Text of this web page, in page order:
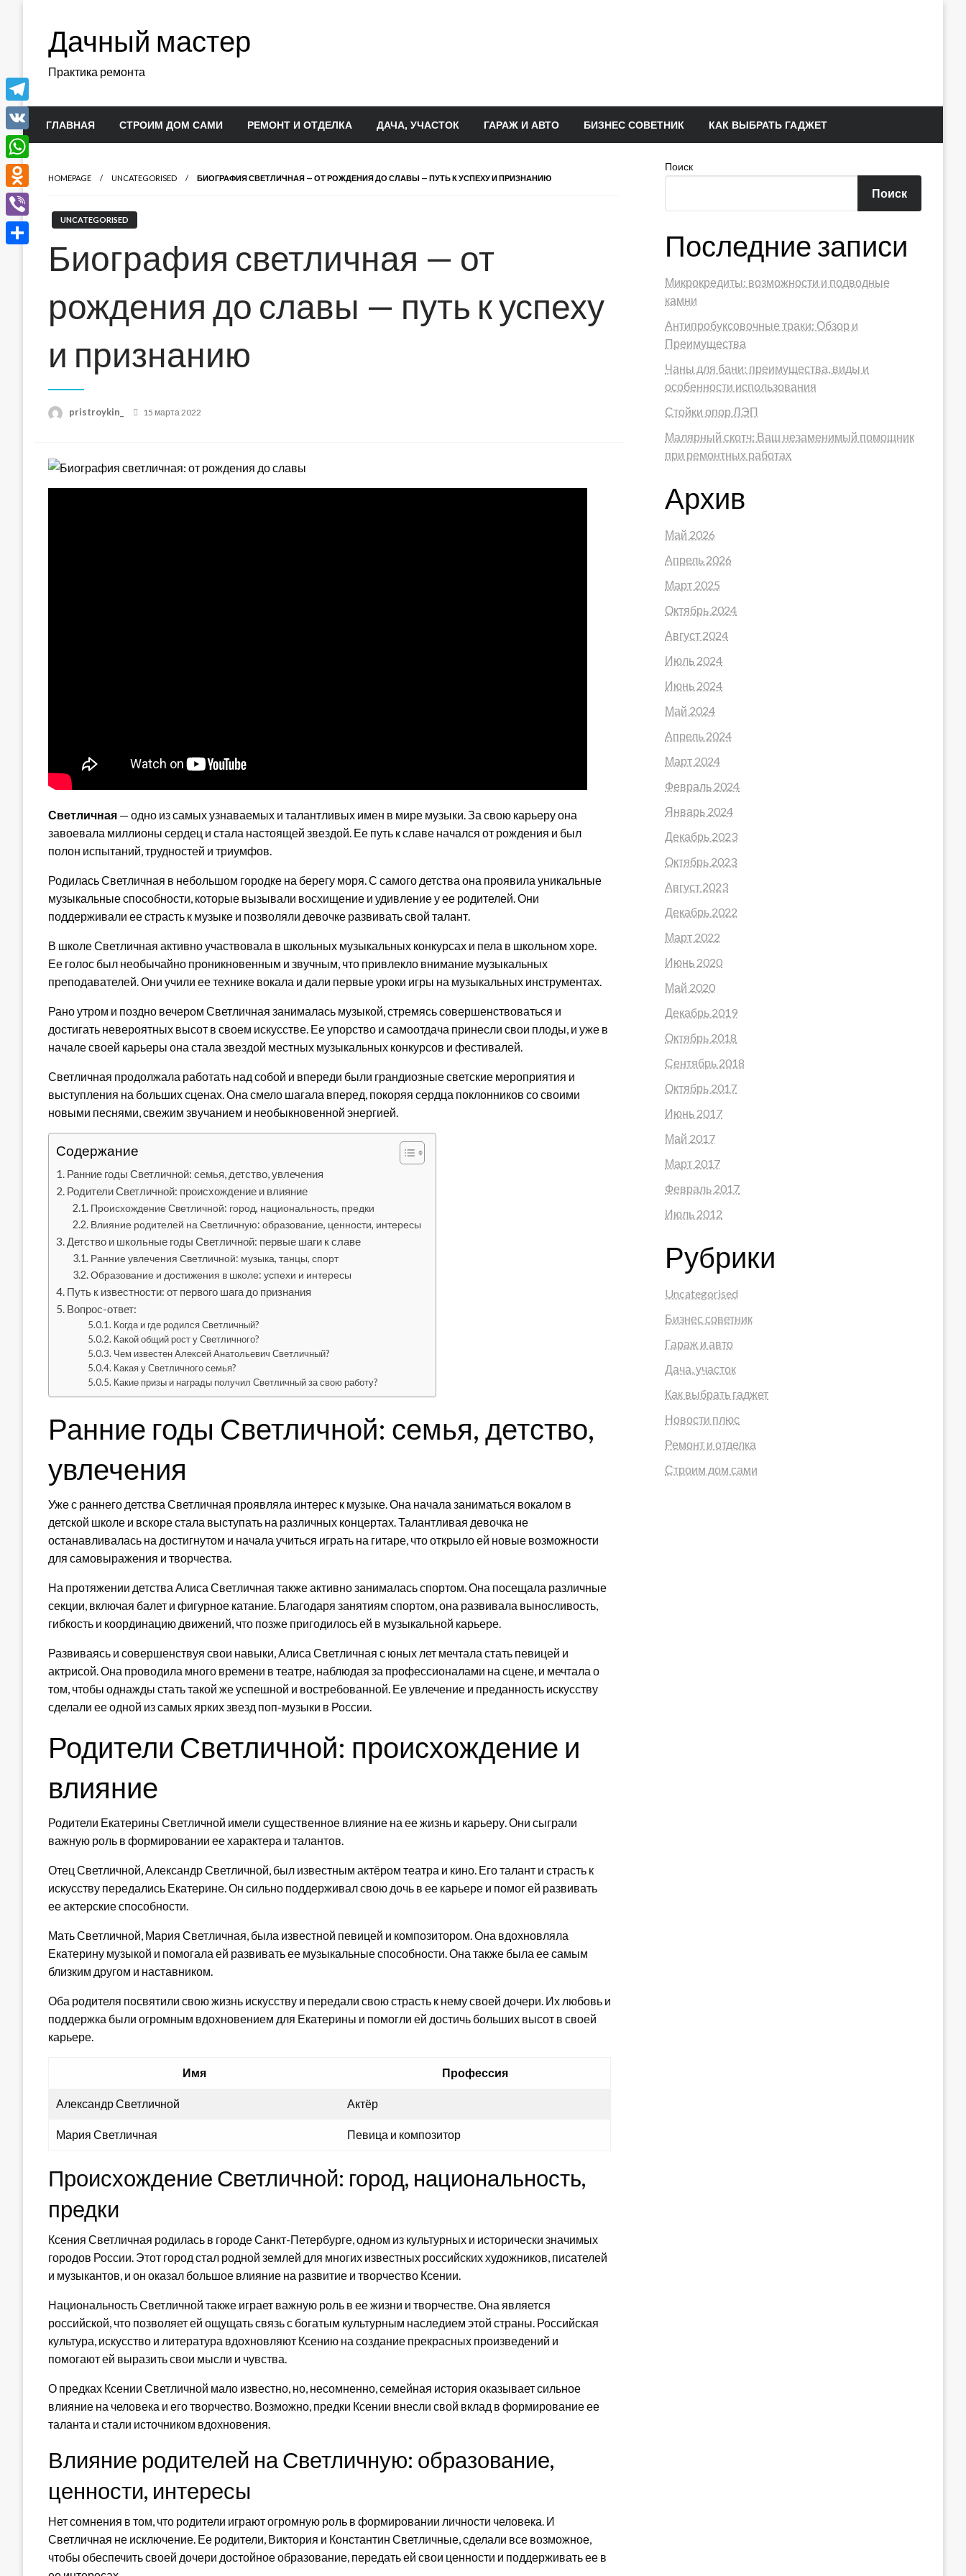
содержимомуДачный мастер
Практика ремонта
ГЛАВНАЯ СТРОИМ ДОМ САМИ РЕМОНТ И ОТДЕЛКА ДАЧА, УЧАСТОК ГАРАЖ И АВТО БИЗНЕС СОВЕТНИК КАК ВЫБРАТЬ ГАДЖЕТ
HOMEPAGE UNCATEGORISED БИОГРАФИЯ СВЕТЛИЧНАЯ — ОТ РОЖДЕНИЯ ДО СЛАВЫ — ПУТЬ К УСПЕХУ И ПРИЗНАНИЮ
UNCATEGORISED
Биография светличная — от
рождения до славы — путь к успеху
и признанию
pristroykin_
Posted
15 марта 2022
Светличная — одно из самых узнаваемых и талантливых имен в мире музыки. За свою карьеру она
завоевала миллионы сердец и стала настоящей звездой. Ее путь к славе начался от рождения и был
полон испытаний, трудностей и триумфов.
Родилась Светличная в небольшом городке на берегу моря. С самого детства она проявила уникальные
музыкальные способности, которые вызывали восхищение и удивление у ее родителей. Они
поддерживали ее страсть к музыке и позволяли девочке развивать свой талант.
В школе Светличная активно участвовала в школьных музыкальных конкурсах и пела в школьном хоре.
Ее голос был необычайно проникновенным и звучным, что привлекло внимание музыкальных
преподавателей. Они учили ее технике вокала и дали первые уроки игры на музыкальных инструментах.
Рано утром и поздно вечером Светличная занималась музыкой, стремясь совершенствоваться и
достигать невероятных высот в своем искусстве. Ее упорство и самоотдача принесли свои плоды, и уже в
начале своей карьеры она стала звездой местных музыкальных конкурсов и фестивалей.
Светличная продолжала работать над собой и впереди были грандиозные светские мероприятия и
выступления на больших сценах. Она смело шагала вперед, покоряя сердца поклонников со своими
новыми песнями, свежим звучанием и необыкновенной энергией.
Содержание
Ранние годы Светличной: семья, детство, увлечения
Родители Светличной: происхождение и влияние
Происхождение Светличной: город, национальность, предки
Влияние родителей на Светличную: образование, ценности, интересы
Детство и школьные годы Светличной: первые шаги к славе
Ранние увлечения Светличной: музыка, танцы, спорт
Образование и достижения в школе: успехи и интересы
Путь к известности: от первого шага до признания
Вопрос-ответ:
Когда и где родился Светличный?
Какой общий рост у Светличного?
Чем известен Алексей Анатольевич Светличный?
Какая у Светличного семья?
Какие призы и награды получил Светличный за свою работу?
Ранние годы Светличной: семья, детство,
увлечения
Уже с раннего детства Светличная проявляла интерес к музыке. Она начала заниматься вокалом в
детской школе и вскоре стала выступать на различных концертах. Талантливая девочка не
останавливалась на достигнутом и начала учиться играть на гитаре, что открыло ей новые возможности
для самовыражения и творчества.
На протяжении детства Алиса Светличная также активно занималась спортом. Она посещала различные
секции, включая балет и фигурное катание. Благодаря занятиям спортом, она развивала выносливость,
гибкость и координацию движений, что позже пригодилось ей в музыкальной карьере.
Развиваясь и совершенствуя свои навыки, Алиса Светличная с юных лет мечтала стать певицей и
актрисой. Она проводила много времени в театре, наблюдая за профессионалами на сцене, и мечтала о
том, чтобы однажды стать такой же успешной и востребованной. Ее увлечение и преданность искусству
сделали ее одной из самых ярких звезд поп-музыки в России.
Родители Светличной: происхождение и
влияние
Родители Екатерины Светличной имели существенное влияние на ее жизнь и карьеру. Они сыграли
важную роль в формировании ее характера и талантов.
Отец Светличной, Александр Светличной, был известным актёром театра и кино. Его талант и страсть к
искусству передались Екатерине. Он сильно поддерживал свою дочь в ее карьере и помог ей развивать
ее актерские способности.
Мать Светличной, Мария Светличная, была известной певицей и композитором. Она вдохновляла
Екатерину музыкой и помогала ей развивать ее музыкальные способности. Она также была ее самым
близким другом и наставником.
Оба родителя посвятили свою жизнь искусству и передали свою страсть к нему своей дочери. Их любовь и
поддержка были огромным вдохновением для Екатерины и помогли ей достичь больших высот в своей
карьере.
Имя Профессия
Александр Светличной Актёр
Мария Светличная Певица и композитор
Происхождение Светличной: город, национальность,
предки
Ксения Светличная родилась в городе Санкт-Петербурге, одном из культурных и исторически значимых
городов России. Этот город стал родной землей для многих известных российских художников, писателей
и музыкантов, и он оказал большое влияние на развитие и творчество Ксении.
Национальность Светличной также играет важную роль в ее жизни и творчестве. Она является
российской, что позволяет ей ощущать связь с богатым культурным наследием этой страны. Российская
культура, искусство и литература вдохновляют Ксению на создание прекрасных произведений и
помогают ей выразить свои мысли и чувства.
О предках Ксении Светличной мало известно, но, несомненно, семейная история оказывает сильное
влияние на человека и его творчество. Возможно, предки Ксении внесли свой вклад в формирование ее
таланта и стали источником вдохновения.
Влияние родителей на Светличную: образование,
ценности, интересы
Нет сомнения в том, что родители играют огромную роль в формировании личности человека. И
Светличная не исключение. Ее родители, Виктория и Константин Светличные, сделали все возможное,
чтобы обеспечить своей дочери достойное образование, передать ей свои ценности и поддерживать ее в
Поиск
Поиск
Последние записи
Микрокредиты: возможности и подводные
камни
Антипробуксовочные траки: Обзор и
Преимущества
Чаны для бани: преимущества, виды и
особенности использования
Стойки опор ЛЭП
Малярный скотч: Ваш незаменимый помощник
при ремонтных работах
Архив
Май 2026
Апрель 2026
Март 2025
Октябрь 2024
Август 2024
Июль 2024
Июнь 2024
Май 2024
Апрель 2024
Март 2024
Февраль 2024
Январь 2024
Декабрь 2023
Октябрь 2023
Август 2023
Декабрь 2022
Март 2022
Июнь 2020
Май 2020
Декабрь 2019
Октябрь 2018
Сентябрь 2018
Октябрь 2017
Июнь 2017
Май 2017
Март 2017
Февраль 2017
Июль 2012
Рубрики
Uncategorised
Бизнес советник
Гараж и авто
Дача, участок
Как выбрать гаджет
Новости плюс
Ремонт и отделка
Строим дом сами
Telegram
VK
WhatsApp
Odnoklassniki
Viber
Отправить